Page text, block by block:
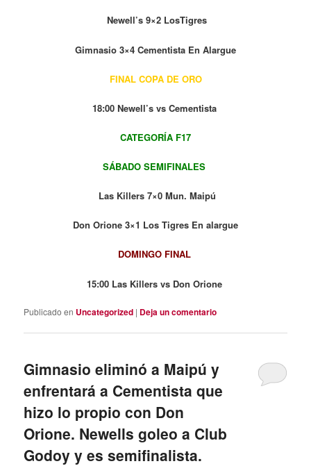
Newell’s 9×2 LosTigres
Gimnasio 3×4 Cementista En Alargue
FINAL COPA DE ORO
18:00 Newell’s vs Cementista
CATEGORÍA F17
SÁBADO SEMIFINALES
Las Killers 7×0 Mun. Maipú
Don Orione 3×1 Los Tigres En alargue
DOMINGO FINAL
15:00 Las Killers vs Don Orione
Publicado en Uncategorized | Deja un comentario
Gimnasio eliminó a Maipú y
enfrentará a Cementista que
hizo lo propio con Don
Orione. Newells goleo a Club
Godoy y es semifinalista.